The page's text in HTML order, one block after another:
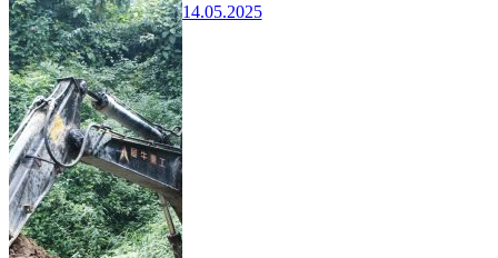
14.05.2025